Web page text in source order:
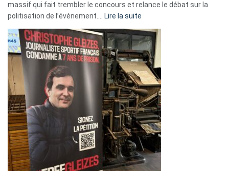
massif qui fait trembler le concours et relance le débat sur la
politisation de l’événement.… Lire la suite
Eurovision
2026
:
Pays-
Bas,
Espagne,
Irlande
et
Slovénie
rejettent
la
présence